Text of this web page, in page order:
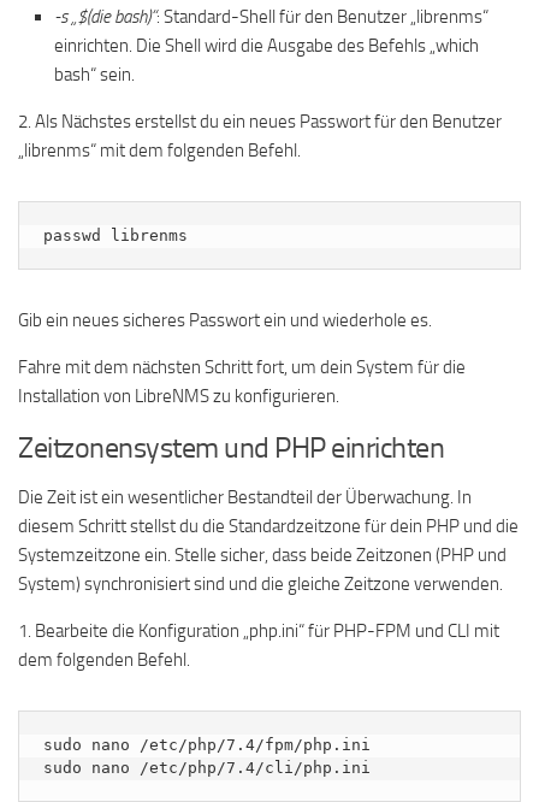
-s „$(die bash)“: Standard-Shell für den Benutzer „librenms“
einrichten. Die Shell wird die Ausgabe des Befehls „which
bash“ sein.
2. Als Nächstes erstellst du ein neues Passwort für den Benutzer
„librenms“ mit dem folgenden Befehl.
passwd librenms
Gib ein neues sicheres Passwort ein und wiederhole es.
Fahre mit dem nächsten Schritt fort, um dein System für die
Installation von LibreNMS zu konfigurieren.
Zeitzonensystem und PHP einrichten
Die Zeit ist ein wesentlicher Bestandteil der Überwachung. In
diesem Schritt stellst du die Standardzeitzone für dein PHP und die
Systemzeitzone ein. Stelle sicher, dass beide Zeitzonen (PHP und
System) synchronisiert sind und die gleiche Zeitzone verwenden.
1. Bearbeite die Konfiguration „php.ini“ für PHP-FPM und CLI mit
dem folgenden Befehl.
sudo nano /etc/php/7.4/fpm/php.ini
sudo nano /etc/php/7.4/cli/php.ini